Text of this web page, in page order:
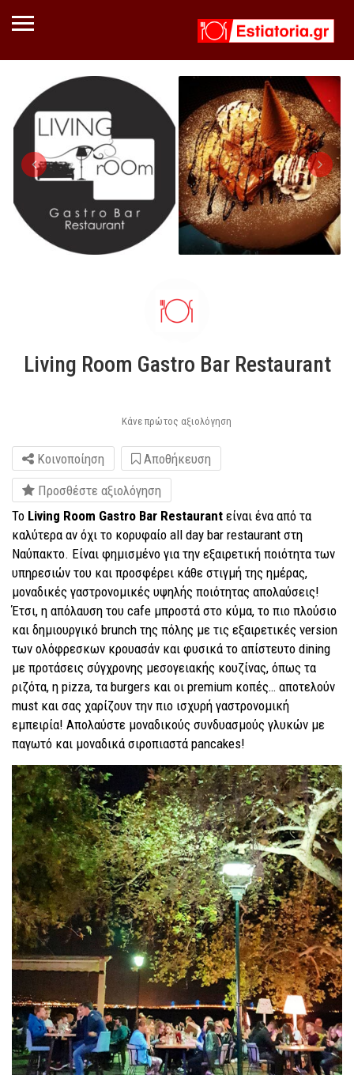
Living Room Gastro Bar Restaurant
Κάνε πρώτος αξιολόγηση
Κοινοποίηση
Αποθήκευση
Προσθέστε αξιολόγηση
Το Living Room Gastro Bar Restaurant είναι ένα από τα
καλύτερα αν όχι το κορυφαίο all day bar restaurant στη
Ναύπακτο. Είναι φημισμένο για την εξαιρετική ποιότητα των
υπηρεσιών του και προσφέρει κάθε στιγμή της ημέρας,
μοναδικές γαστρονομικές υψηλής ποιότητας απολαύσεις!
Έτσι, η απόλαυση του cafe μπροστά στο κύμα, το πιο πλούσιο
και δημιουργικό brunch της πόλης με τις εξαιρετικές version
των ολόφρεσκων κρουασάν και φυσικά το απίστευτο dining
με προτάσεις σύγχρονης μεσογειακής κουζίνας, όπως τα
ριζότα, η pizza, τα burgers και οι premium κοπές… αποτελούν
must και σας χαρίζουν την πιο ισχυρή γαστρονομική
εμπειρία! Απολαύστε μοναδικούς συνδυασμούς γλυκών με
παγωτό και μοναδικά σιροπιαστά pancakes!